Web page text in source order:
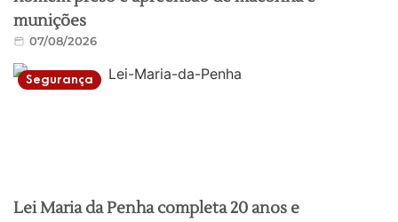
munições
07/08/2026
Segurança
Lei Maria da Penha completa 20 anos e